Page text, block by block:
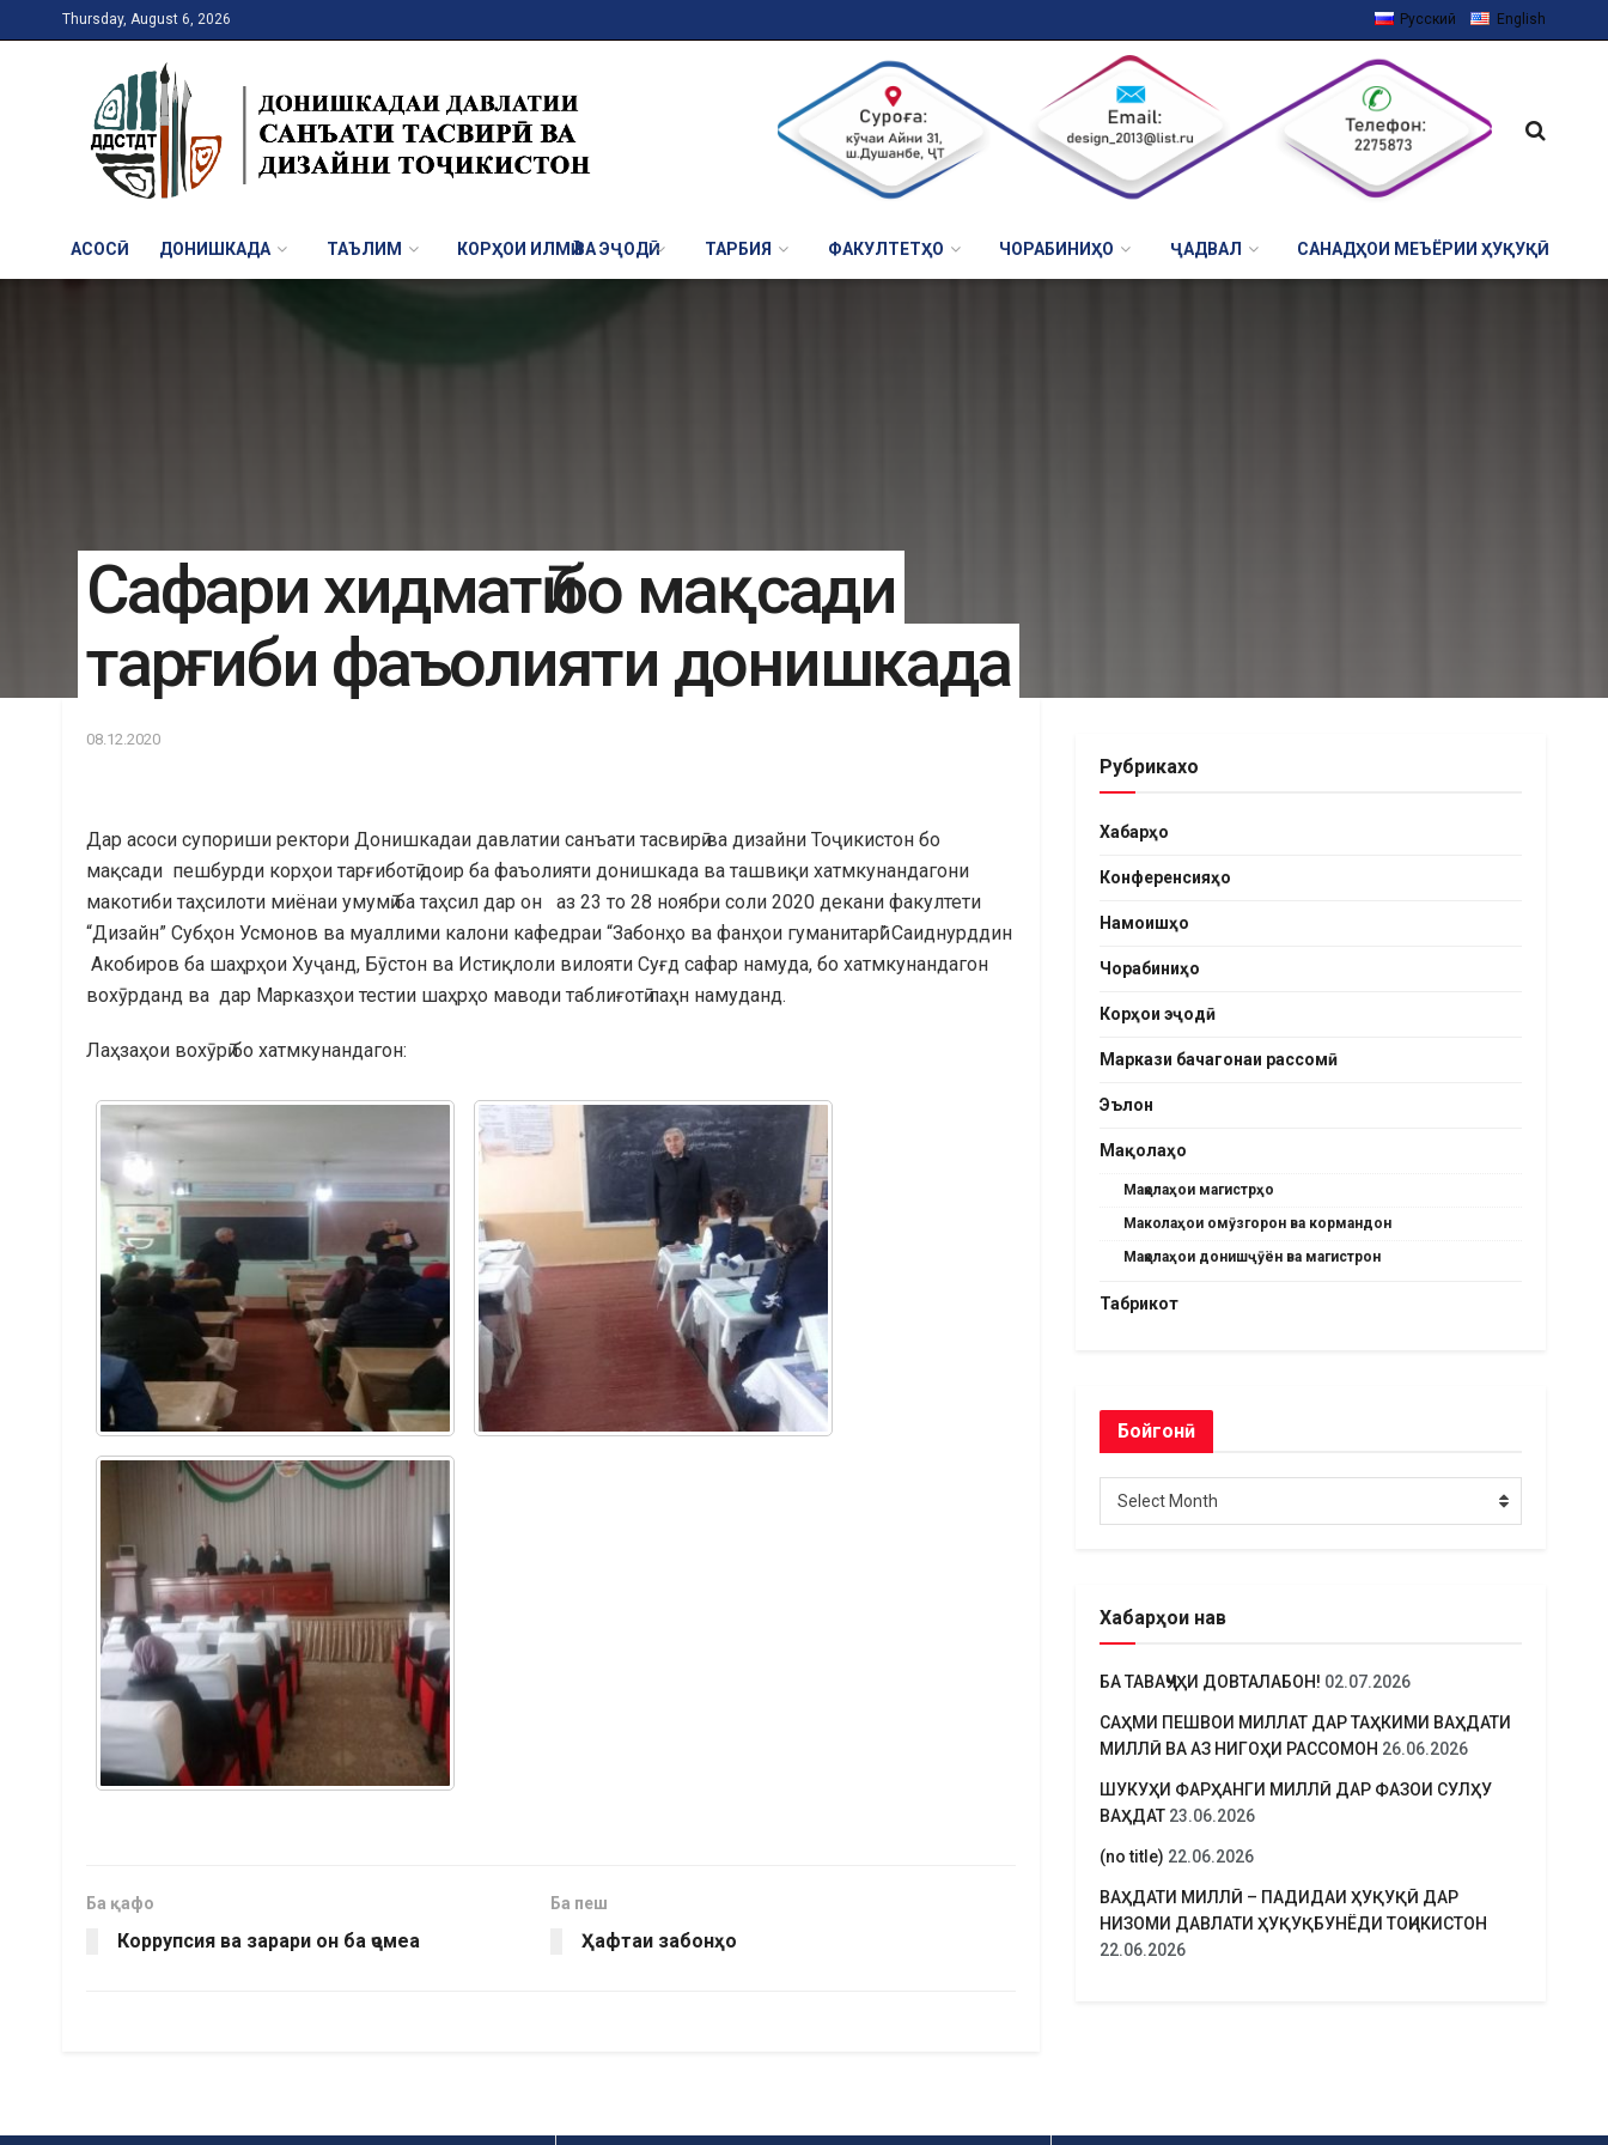
Thursday, August 6, 2026 Русский English
АСОСӢ ДОНИШКАДА ТАЪЛИМ КОРҲОИ ИЛМӢ ВА ЭҶОДӢ ТАРБИЯ ФАКУЛТЕТҲО ЧОРАБИНИҲО ҶАДВАЛ САНАДҲОИ МЕЪЁРИИ ҲУҚУҚӢ
Сафари хидматӣ бо мақсади
тарғиби фаъолияти донишкада
08.12.2020
Дар асоси супориши ректори Донишкадаи давлатии санъати тасвирӣ ва дизайни Тоҷикистон бо
мақсади пешбурди корҳои тарғиботӣ доир ба фаъолияти донишкада ва ташвиқи хатмкунандагони
макотиби таҳсилоти миёнаи умумӣ ба таҳсил дар он аз 23 то 28 ноябри соли 2020 декани факултети
“Дизайн” Субҳон Усмонов ва муаллими калони кафедраи “Забонҳо ва фанҳои гуманитарӣ” Саиднурддин
Акобиров ба шаҳрҳои Хуҷанд, Бӯстон ва Истиқлоли вилояти Суғд сафар намуда, бо хатмкунандагон
вохӯрданд ва дар Марказҳои тестии шаҳрҳо маводи таблиғотӣ паҳн намуданд.
Лаҳзаҳои вохӯрӣ бо хатмкунандагон:
Ба қафо
Коррупсия ва зарари он ба ҷомеа
Ба пеш
Ҳафтаи забонҳо
Рубрикахо
Хабарҳо
Конференсияҳо
Намоишҳо
Чорабиниҳо
Корҳои эҷодӣ
Маркази бачагонаи рассомӣ
Эълон
Мақолаҳо
Мақолаҳои магистрҳо
Маколаҳои омӯзгорон ва кормандон
Мақолаҳои донишҷӯён ва магистрон
Табрикот
Бойгонӣ
Select Month
Хабарҳои нав
БА ТАВАҶҶУҲИ ДОВТАЛАБОН! 02.07.2026
САҲМИ ПЕШВОИ МИЛЛАТ ДАР ТАҲКИМИ ВАҲДАТИ
МИЛЛӢ ВА АЗ НИГОҲИ РАССОМОН 26.06.2026
ШУКУҲИ ФАРҲАНГИ МИЛЛӢ ДАР ФАЗОИ СУЛҲУ
ВАҲДАТ 23.06.2026
(no title) 22.06.2026
ВАҲДАТИ МИЛЛӢ – ПАДИДАИ ҲУҚУҚӢ ДАР
НИЗОМИ ДАВЛАТИ ҲУҚУҚБУНЁДИ ТОҶИКИСТОН
22.06.2026